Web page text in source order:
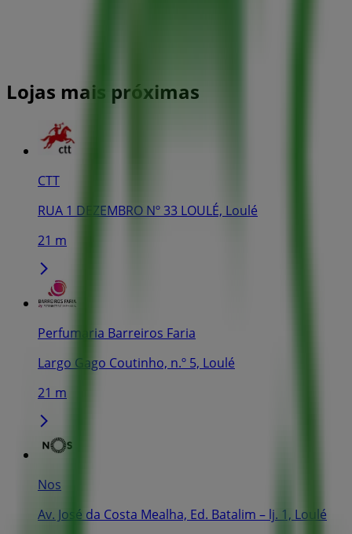
Lojas mais próximas
CTT
RUA 1 DEZEMBRO Nº 33 LOULÉ, Loulé
21 m
Perfumaria Barreiros Faria
Largo Gago Coutinho, n.º 5, Loulé
21 m
Nos
Av. José da Costa Mealha, Ed. Batalim – lj. 1, Loulé